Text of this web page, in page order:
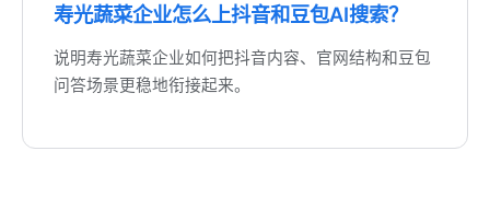
寿光蔬菜企业怎么上抖音和豆包AI搜索？
说明寿光蔬菜企业如何把抖音内容、官网结构和豆包
问答场景更稳地衔接起来。